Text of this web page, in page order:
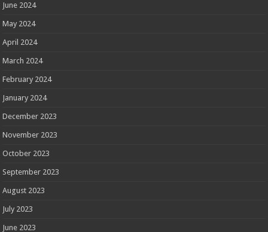
June 2024
May 2024
April 2024
March 2024
February 2024
January 2024
December 2023
November 2023
October 2023
September 2023
August 2023
July 2023
June 2023